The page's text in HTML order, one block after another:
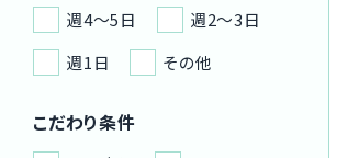
週4〜5日
週2〜3日
週1日
その他
こだわり条件